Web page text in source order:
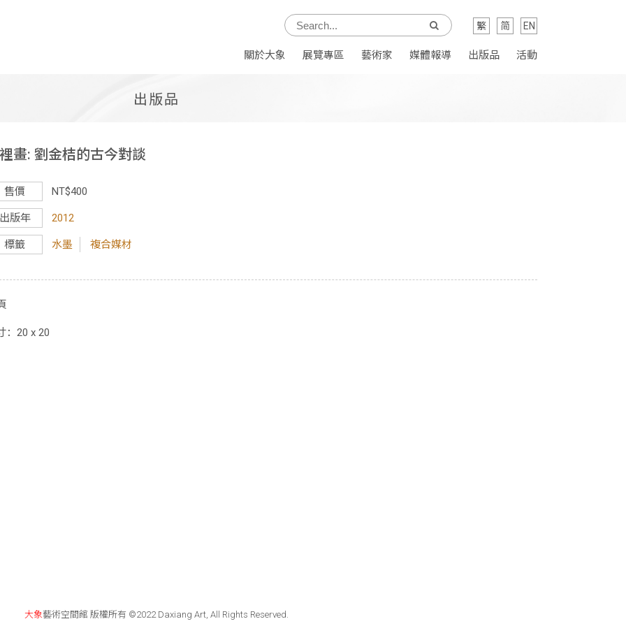
繁 简 EN
關於大象 展覽專區 藝術家 媒體報導 出版品 活動
出版品
畫: 劉金桔的古今對談
售價 NT$400
版年 2012
標籤 水墨 複合媒材
：20 x 20
大象藝術空間館 版權所有 ©2022 Daxiang Art, All Rights Reserved.